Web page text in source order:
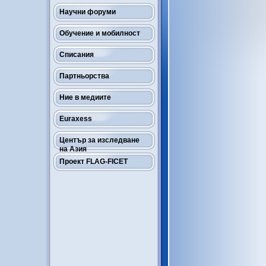
Научни форуми
Обучение и мобилност
Списания
Партньорства
Ние в медиите
Euraxess
Център за изследване
на Азия
Проект FLAG-FICET